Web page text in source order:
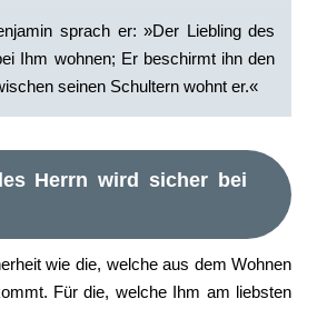
sprach er: »Der Liebling des
Ihm wohnen; Er beschirmt ihn den
seinen Schultern wohnt er.«
Herrn wird sicher bei
wie die, welche aus dem Wohnen
Für die, welche Ihm am liebsten